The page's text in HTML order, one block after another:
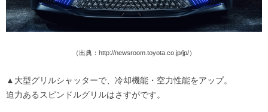
（出典：http://newsroom.toyota.co.jp/jp/）
▲大型グリルシャッターで、冷却機能・空力性能をアップ。
迫力あるスピンドルグリルはさすがです。